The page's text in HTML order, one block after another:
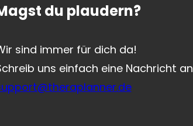
du plaudern?
sind immer für dich da!
uns einfach eine Nachricht an